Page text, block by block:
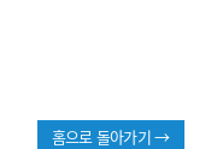
홈으로 돌아가기 →